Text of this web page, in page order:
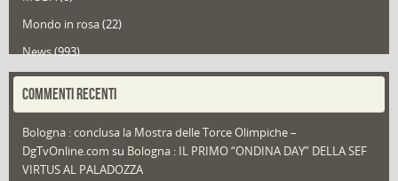
Mondo in rosa(22)
News(993)
Portfolio(1)
Redazioni(1.049)
Speciali (22)
COMMENTI RECENTI
Bologna : conclusa la Mostra delle Torce Olimpiche –
DgTvOnline.com su Bologna : IL PRIMO “ONDINA DAY” DELLA SEF
VIRTUS AL PALADOZZA